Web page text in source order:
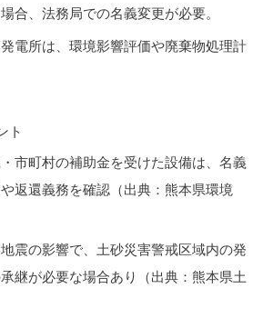
合、法務局での名義変更が必要。
発電所は、環境影響評価や廃棄物処理計
ト
・市町村の補助金を受けた設備は、名義
返還義務を確認（出典：熊本県環境
地震の影響で、土砂災害警戒区域内の発
継が必要な場合あり（出典：熊本県土